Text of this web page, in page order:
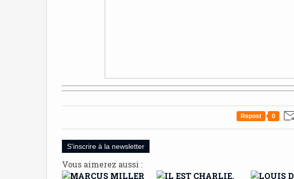
Repost 0
S'inscrire à la newsletter
Vous aimerez aussi :